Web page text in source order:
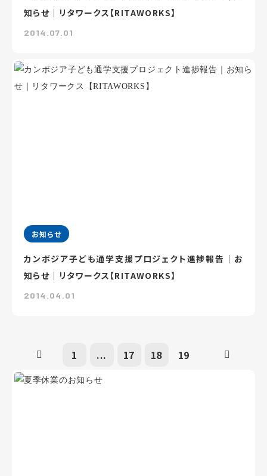
知らせ｜リタワークス【RITAWORKS】
2014.07.01
お知らせ
カンボジア子ども通学支援プロジェクト進捗報告｜お
知らせ｜リタワークス【RITAWORKS】
2014.04.01
1 ... 17 18 19